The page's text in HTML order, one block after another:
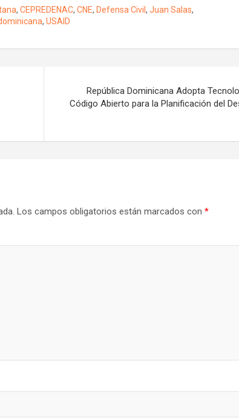
, CEPREDENAC, CNE, Defensa Civil , Juan Salas,
, USAID
República Dominicana Adopta
Código Abierto para la Planificación del
Los campos obligatorios están marcados con *